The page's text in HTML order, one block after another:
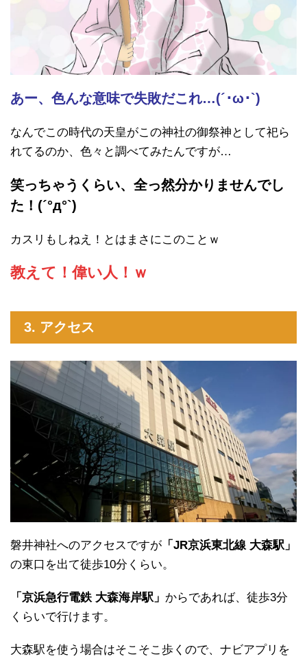
あー、色んな意味で失敗だこれ…(´･ω･`)
なんでこの時代の天皇がこの神社の御祭神として祀ら
れてるのか、色々と調べてみたんですが…
笑っちゃうくらい、全っ然分かりませんでし
た！(´°д°`)
カスリもしねえ！とはまさにこのことｗ
教えて！偉い人！ｗ
3. アクセス
磐井神社へのアクセスですが 「JR京浜東北線 大森駅」
の東口を出て徒歩10分くらい。
「京浜急行電鉄 大森海岸駅」 からであれば、徒歩3分
くらいで行けます。
大森駅を使う場合はそこそこ歩くので、ナビアプリを